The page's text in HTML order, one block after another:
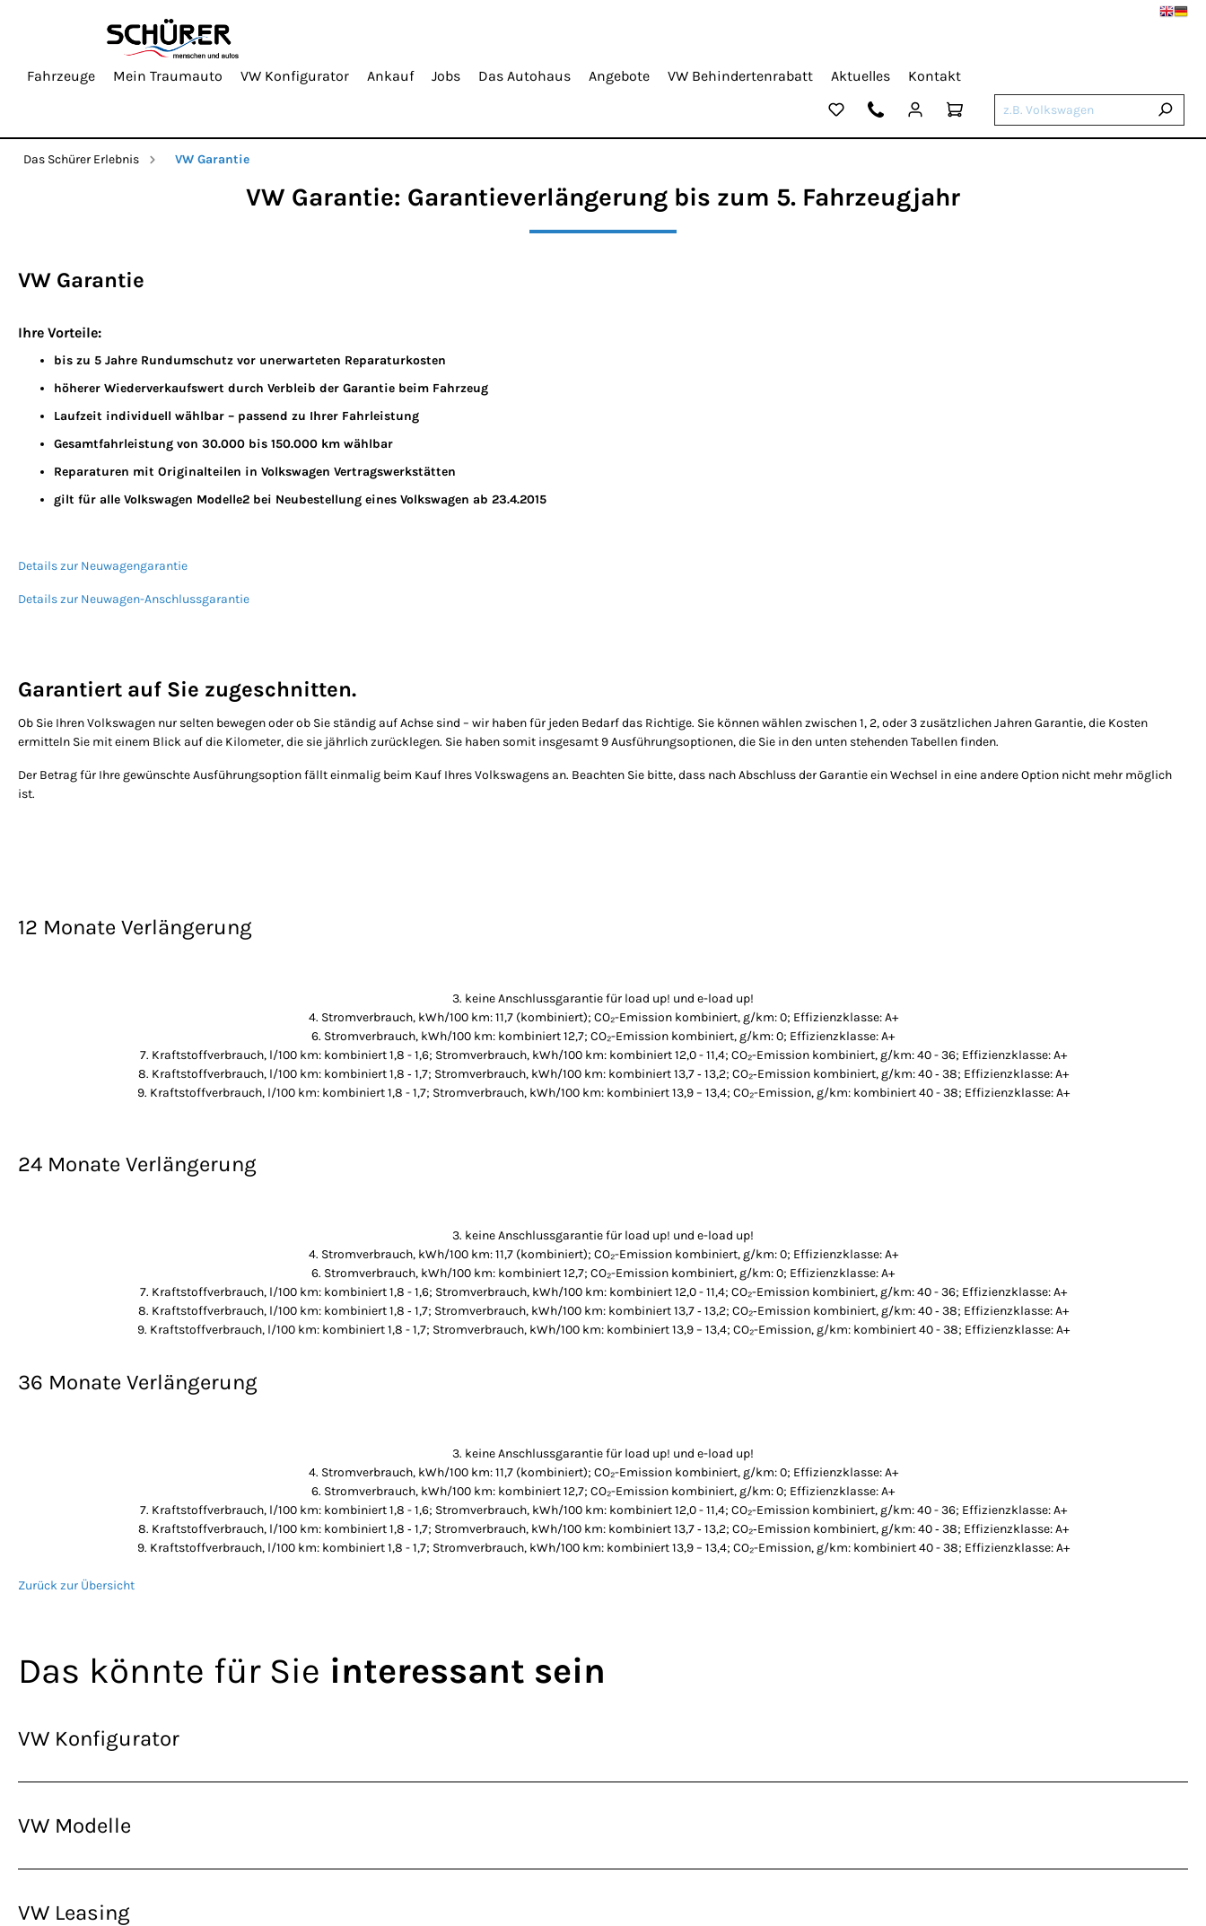
Fahrzeuge Mein Traumauto VW Konfigurator Ankauf Jobs Das Autohaus Angebote VW Behindertenrabatt Aktuelles Kontakt
Das Schürer Erlebnis VW Garantie
VW Garantie: Garantieverlängerung bis zum 5. Fahrzeugjahr
VW Garantie
Ihre Vorteile:
bis zu 5 Jahre Rundumschutz vor unerwarteten Reparaturkosten
höherer Wiederverkaufswert durch Verbleib der Garantie beim Fahrzeug
Laufzeit individuell wählbar – passend zu Ihrer Fahrleistung
Gesamtfahrleistung von 30.000 bis 150.000 km wählbar
Reparaturen mit Originalteilen in Volkswagen Vertragswerkstätten
gilt für alle Volkswagen Modelle2 bei Neubestellung eines Volkswagen ab 23.4.2015
Details zur Neuwagengarantie
Details zur Neuwagen-Anschlussgarantie
Garantiert auf Sie zugeschnitten.
Ob Sie Ihren Volkswagen nur selten bewegen oder ob Sie ständig auf Achse sind – wir haben für jeden Bedarf das Richtige. Sie können wählen zwischen 1, 2, oder 3 zusätzlichen Jahren Garantie, die Kosten
ermitteln Sie mit einem Blick auf die Kilometer, die sie jährlich zurücklegen. Sie haben somit insgesamt 9 Ausführungsoptionen, die Sie in den unten stehenden Tabellen finden.
Der Betrag für Ihre gewünschte Ausführungsoption fällt einmalig beim Kauf Ihres Volkswagens an. Beachten Sie bitte, dass nach Abschluss der Garantie ein Wechsel in eine andere Option nicht mehr möglich
ist.
12 Monate Verlängerung
3. keine Anschlussgarantie für load up! und e-load up!
4. Stromverbrauch, kWh/100 km: 11,7 (kombiniert); CO₂-Emission kombiniert, g/km: 0; Effizienzklasse: A+
6. Stromverbrauch, kWh/100 km: kombiniert 12,7; CO₂-Emission kombiniert, g/km: 0; Effizienzklasse: A+
7. Kraftstoffverbrauch, l/100 km: kombiniert 1,8 - 1,6; Stromverbrauch, kWh/100 km: kombiniert 12,0 - 11,4; CO₂-Emission kombiniert, g/km: 40 - 36; Effizienzklasse: A+
8. Kraftstoffverbrauch, l/100 km: kombiniert 1,8 ‐ 1,7; Stromverbrauch, kWh/100 km: kombiniert 13,7 ‐ 13,2; CO₂‐Emission kombiniert, g/km: 40 ‐ 38; Effizienzklasse: A+
9. Kraftstoffverbrauch, l/100 km: kombiniert 1,8 - 1,7; Stromverbrauch, kWh/100 km: kombiniert 13,9 – 13,4; CO₂-Emission, g/km: kombiniert 40 - 38; Effizienzklasse: A+
24 Monate Verlängerung
3. keine Anschlussgarantie für load up! und e-load up!
4. Stromverbrauch, kWh/100 km: 11,7 (kombiniert); CO₂-Emission kombiniert, g/km: 0; Effizienzklasse: A+
6. Stromverbrauch, kWh/100 km: kombiniert 12,7; CO₂-Emission kombiniert, g/km: 0; Effizienzklasse: A+
7. Kraftstoffverbrauch, l/100 km: kombiniert 1,8 - 1,6; Stromverbrauch, kWh/100 km: kombiniert 12,0 - 11,4; CO₂-Emission kombiniert, g/km: 40 - 36; Effizienzklasse: A+
8. Kraftstoffverbrauch, l/100 km: kombiniert 1,8 ‐ 1,7; Stromverbrauch, kWh/100 km: kombiniert 13,7 ‐ 13,2; CO₂‐Emission kombiniert, g/km: 40 ‐ 38; Effizienzklasse: A+
9. Kraftstoffverbrauch, l/100 km: kombiniert 1,8 - 1,7; Stromverbrauch, kWh/100 km: kombiniert 13,9 – 13,4; CO₂-Emission, g/km: kombiniert 40 - 38; Effizienzklasse: A+
36 Monate Verlängerung
3. keine Anschlussgarantie für load up! und e-load up!
4. Stromverbrauch, kWh/100 km: 11,7 (kombiniert); CO₂-Emission kombiniert, g/km: 0; Effizienzklasse: A+
6. Stromverbrauch, kWh/100 km: kombiniert 12,7; CO₂-Emission kombiniert, g/km: 0; Effizienzklasse: A+
7. Kraftstoffverbrauch, l/100 km: kombiniert 1,8 - 1,6; Stromverbrauch, kWh/100 km: kombiniert 12,0 - 11,4; CO₂-Emission kombiniert, g/km: 40 - 36; Effizienzklasse: A+
8. Kraftstoffverbrauch, l/100 km: kombiniert 1,8 ‐ 1,7; Stromverbrauch, kWh/100 km: kombiniert 13,7 ‐ 13,2; CO₂‐Emission kombiniert, g/km: 40 ‐ 38; Effizienzklasse: A+
9. Kraftstoffverbrauch, l/100 km: kombiniert 1,8 - 1,7; Stromverbrauch, kWh/100 km: kombiniert 13,9 – 13,4; CO₂-Emission, g/km: kombiniert 40 - 38; Effizienzklasse: A+
Zurück zur Übersicht
Das könnte für Sie interessant sein
VW Konfigurator
VW Modelle
VW Leasing